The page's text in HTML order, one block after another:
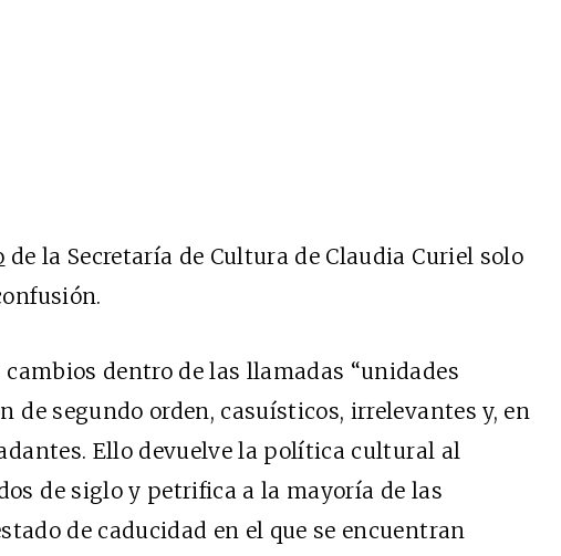
de la Secretaría de Cultura de Claudia Curiel solo
dentro de las llamadas “unidades
de segundo orden, casuísticos, irrelevantes y, en
Ello devuelve la política cultural al
de siglo y petrifica a la mayoría de las
de caducidad en el que se encuentran